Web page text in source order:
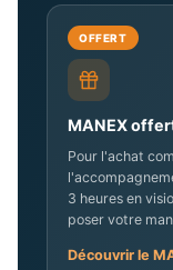
OFFERT
MANEX
Pour l'achat
3 heures en
poser votre
Découvrir le